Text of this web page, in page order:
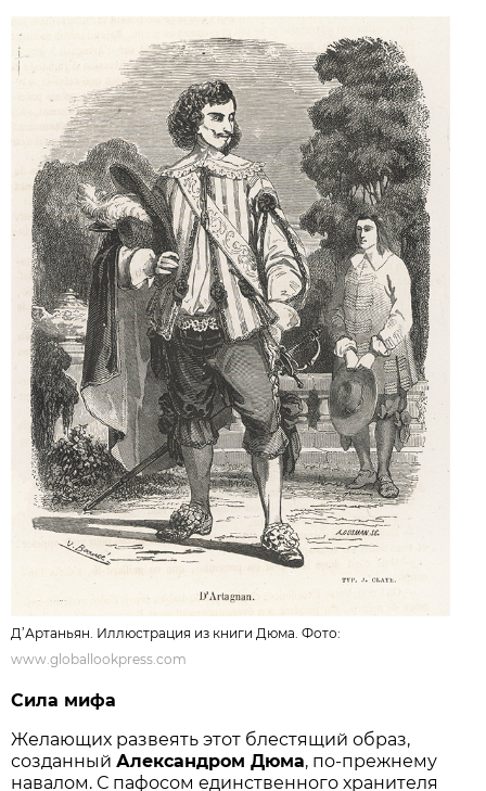
Д’Артаньян. Иллюстрация из книги Дюма. Фото:
www.globallookpress.com
Сила мифа
Желающих развеять этот блестящий образ,
созданныйАлександром Дюма, по-прежнему
навалом. С пафосом единственного хранителя